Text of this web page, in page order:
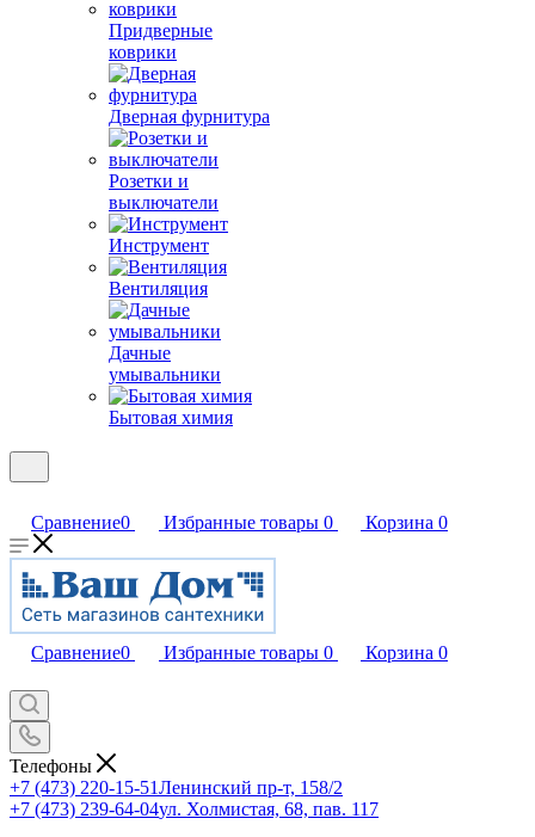
Придверные
коврики
Дверная фурнитура
Розетки и
выключатели
Инструмент
Вентиляция
Дачные
умывальники
Бытовая химия
Сравнение0 Избранные товары 0 Корзина 0
Сравнение0 Избранные товары 0 Корзина 0
Телефоны
+7 (473) 220-15-51Ленинский пр-т, 158/2
+7 (473) 239-64-04ул. Холмистая, 68, пав. 117